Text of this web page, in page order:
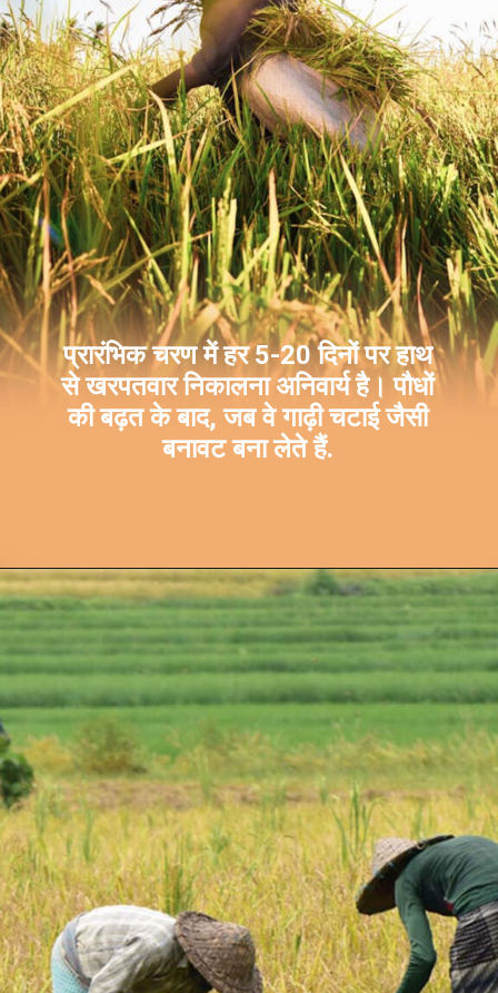
प्रारंभिक चरण में हर 5-20 दिनों पर हाथ
से खरपतवार निकालना अनिवार्य है। पौधों
की बढ़त के बाद, जब वे गाढ़ी चटाई जैसी
बनावट बना लेते हैं.